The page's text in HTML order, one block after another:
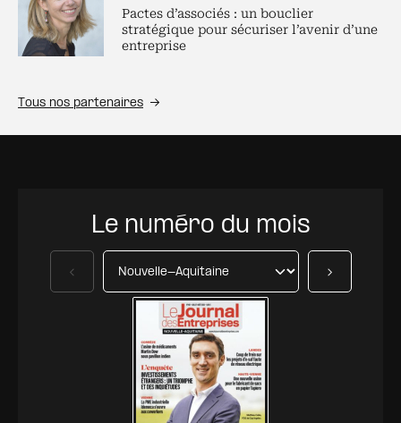
Pactes d’associés : un bouclier
stratégique pour sécuriser l’avenir d’une
entreprise
Tous nos partenaires
Le numéro du mois
Précédent Suivant